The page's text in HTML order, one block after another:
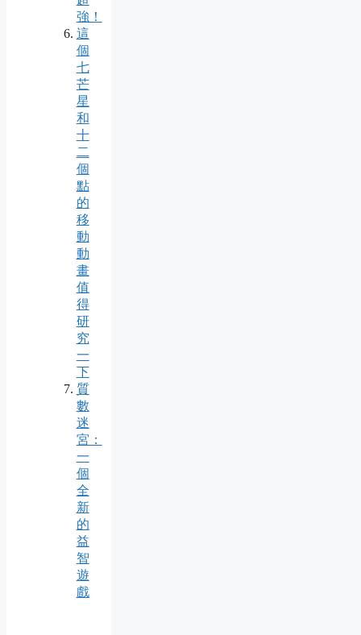
強！
這
個
七
芒
星
和
十
二
個
點
的
移
動
動
畫
值
得
研
究
一
下
質
數
迷
宮：
一
個
全
新
的
益
智
遊
戲